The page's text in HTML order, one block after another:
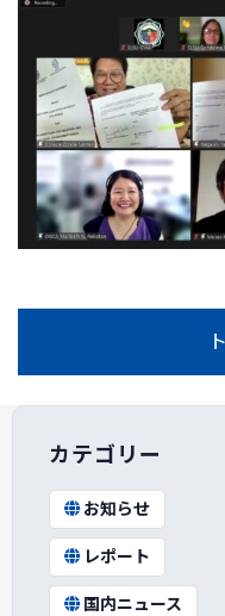
カテゴリー
お知らせ
レポート
国内ニュース